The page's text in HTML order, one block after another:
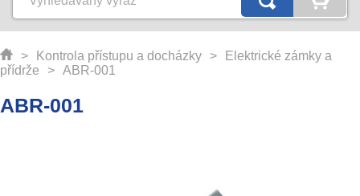
> Kontrola přístupu a docházky >
Elektrické zámky a
přídrže
> ABR-001
ABR-001